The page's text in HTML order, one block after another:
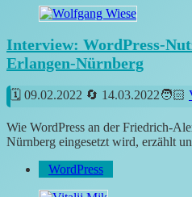
Interview: WordPress-
Erlangen-Nürnberg
09.02.2022 14.03.2022
Wie WordPress an der Friedrich-
Nürnberg eingesetzt wird, erzählt
WordPress